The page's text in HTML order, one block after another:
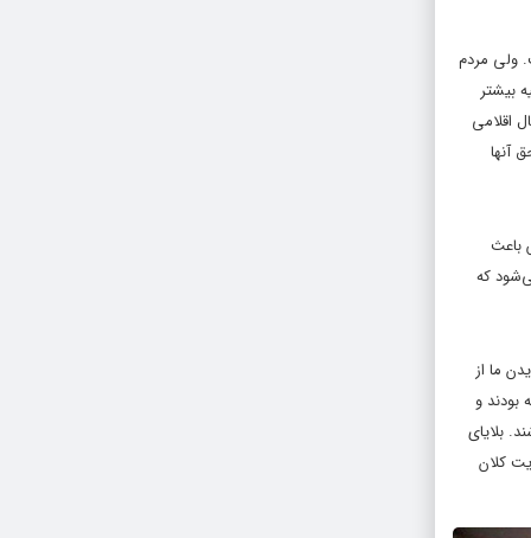
کرده که در خوی ۲۵ نقطه آماده‌شده است. ولی مردم
بیشتر
اقلامی
آنها
باعث
که
ما از
و
بلایای
کلان